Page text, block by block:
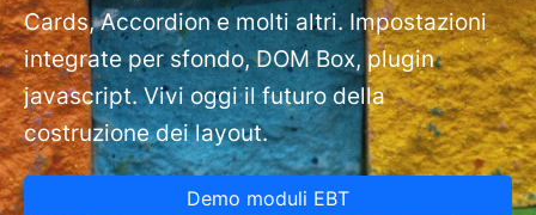
Cards, Accordion e molti altri. Impostazioni
integrate per sfondo, DOM Box, plugin
javascript. Vivi oggi il futuro della
costruzione dei layout.
Demo moduli EBT